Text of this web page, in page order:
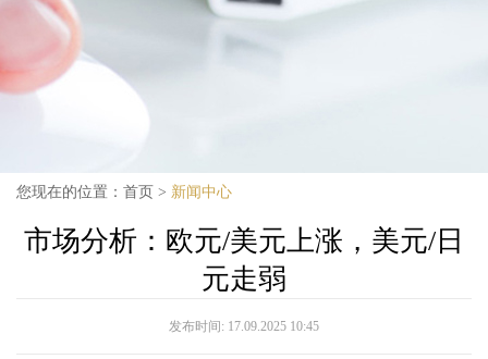
您现在的位置： 首页 > 新闻中心
市场分析：欧元/美元上涨，美元/日
元走弱
发布时间: 17.09.2025 10:45